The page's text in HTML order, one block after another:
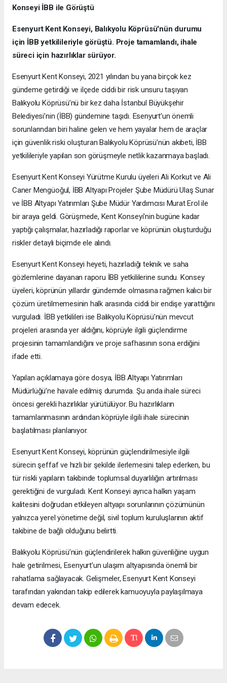
Konseyi İBB ile Görüştü
Esenyurt Kent Konseyi, Balıkyolu Köprüsü'nün durumu
için İBB yetkilileriyle görüştü. Proje tamamlandı, ihale
süreci için hazırlıklar sürüyor.
Esenyurt Kent Konseyi, 2021 yılından bu yana birçok kez
gündeme getirdiği ve ilçede ciddi bir risk unsuru taşıyan
Balıkyolu Köprüsü’nü bir kez daha İstanbul Büyükşehir
Belediyesi’nin (İBB) gündemine taşıdı. Esenyurt’un önemli
sorunlarından biri haline gelen ve hem yayalar hem de araçlar
için güvenlik riski oluşturan Balıkyolu Köprüsü’nün akıbeti, İBB
yetkilileriyle yapılan son görüşmeyle netlik kazanmaya başladı.
Esenyurt Kent Konseyi Yürütme Kurulu üyeleri Ali Korkut ve Ali
Caner Mengüoğul, İBB Altyapı Projeler Şube Müdürü Ulaş Sunar
ve İBB Altyapı Yatırımları Şube Müdür Yardımcısı Murat Erol ile
bir araya geldi. Görüşmede, Kent Konseyi'nin bugüne kadar
yaptığı çalışmalar, hazırladığı raporlar ve köprünün oluşturduğu
riskler detaylı biçimde ele alındı.
Esenyurt Kent Konseyi heyeti, hazırladığı teknik ve saha
gözlemlerine dayanan raporu İBB yetkililerine sundu. Konsey
üyeleri, köprünün yıllardır gündemde olmasına rağmen kalıcı bir
çözüm üretilmemesinin halk arasında ciddi bir endişe yarattığını
vurguladı. İBB yetkilileri ise Balıkyolu Köprüsü’nün mevcut
projeleri arasında yer aldığını, köprüyle ilgili güçlendirme
projesinin tamamlandığını ve proje safhasının sona erdiğini
ifade etti.
Yapılan açıklamaya göre dosya, İBB Altyapı Yatırımları
Müdürlüğü’ne havale edilmiş durumda. Şu anda ihale süreci
öncesi gerekli hazırlıklar yürütülüyor. Bu hazırlıkların
tamamlanmasının ardından köprüyle ilgili ihale sürecinin
başlatılması planlanıyor.
Esenyurt Kent Konseyi, köprünün güçlendirilmesiyle ilgili
sürecin şeffaf ve hızlı bir şekilde ilerlemesini talep ederken, bu
tür riskli yapıların takibinde toplumsal duyarlılığın artırılması
gerektiğini de vurguladı. Kent Konseyi ayrıca halkın yaşam
kalitesini doğrudan etkileyen altyapı sorunlarının çözümünün
yalnızca yerel yönetime değil, sivil toplum kuruluşlarının aktif
takibine de bağlı olduğunu belirtti.
Balıkyolu Köprüsü’nün güçlendirilerek halkın güvenliğine uygun
hale getirilmesi, Esenyurt’un ulaşım altyapısında önemli bir
rahatlama sağlayacak. Gelişmeler, Esenyurt Kent Konseyi
tarafından yakından takip edilerek kamuoyuyla paylaşılmaya
devam edecek.